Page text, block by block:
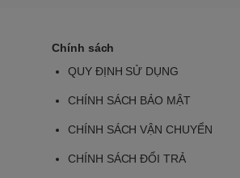
Chính sách
QUY ĐỊNH SỬ DỤNG
CHÍNH SÁCH BẢO MẬT
CHÍNH SÁCH VẬN CHUYỂN
CHÍNH SÁCH ĐỔI TRẢ